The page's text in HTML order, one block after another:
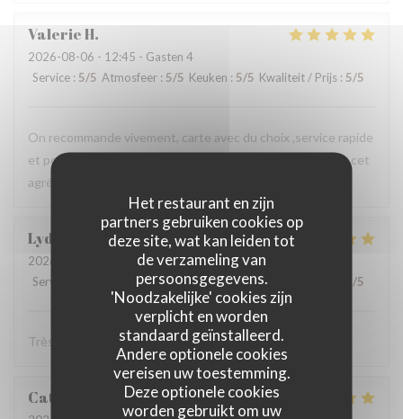
Het restaurant en zijn
partners gebruiken cookies op
deze site, wat kan leiden tot
de verzameling van
persoonsgegevens.
'Noodzakelijke' cookies zijn
verplicht en worden
standaard geïnstalleerd.
Andere optionele cookies
vereisen uw toestemming.
Deze optionele cookies
worden gebruikt om uw
ValerieH
2026-08-06 - 12:45 - Gasten 4
Service : 5/5 Atmosfeer : 5/5 Keuken : 5/5 Kwaliteit / Prijs : 5/5
On recommande vivement, carte avec du choix ,service rapide
et personnels très agréable, prix raisonnables..merci pour cet
agréable moment en terrasse.
Lydia
2026-08-06
- 12:15 - Gasten 3
Service
Atmosfeer: 5/5 Keuken:5/5 Kwaliteit / Prijs /5
Très bonne cuisine ! Très bon accueil !
Catherine